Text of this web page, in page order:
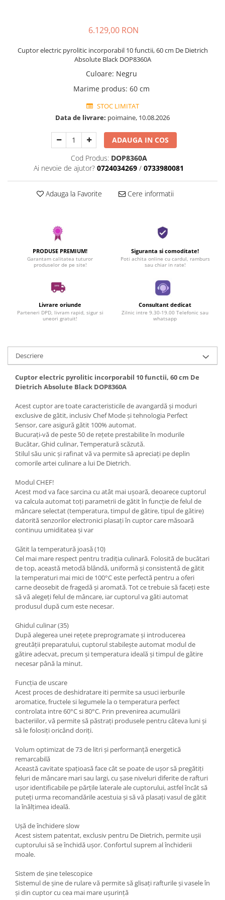
6.129,00 RON
Cuptor electric pyrolitic incorporabil 10 functii, 60 cm De Dietrich
Absolute Black DOP8360A
Culoare: Negru
Marime produs: 60 cm
STOC LIMITAT
Data de livrare: poimaine, 10.08.2026
ADAUGA IN COS
Cod Produs: DOP8360A
Ai nevoie de ajutor? 0724034269 / 0733980081
Adauga la Favorite Cere informatii
PRODUSE PREMIUM!
Garantam calitatea tuturor
produselor de pe site!
Siguranta si comoditate!
Poti achita online cu cardul, ramburs
sau chiar in rate!
Livrare oriunde
Parteneri DPD, livram rapid, sigur si
uneori gratuit!
Consultant dedicat
Zilnic intre 9.30-19.00 Telefonic sau
whatsapp
Descriere
Cuptor electric pyrolitic incorporabil 10 functii, 60 cm De
Dietrich Absolute Black DOP8360A
Acest cuptor are toate caracteristicile de avangardă și moduri
exclusive de gătit, inclusiv Chef Mode și tehnologia Perfect
Sensor, care asigură gătit 100% automat.
Bucurați-vă de peste 50 de rețete prestabilite în modurile
Bucătar, Ghid culinar, Temperatură scăzută.
Stilul său unic și rafinat vă va permite să apreciați pe deplin
comorile artei culinare a lui De Dietrich.
Modul CHEF!
Acest mod va face sarcina cu atât mai ușoară, deoarece cuptorul
va calcula automat toți parametrii de gătit în funcție de felul de
mâncare selectat (temperatura, timpul de gătire, tipul de gătire)
datorită senzorilor electronici plasați în cuptor care măsoară
continuu umiditatea și var
Gătit la temperatură joasă (10)
Cel mai mare respect pentru tradiția culinară. Folosită de bucătari
de top, această metodă blândă, uniformă și consistentă de gătit
la temperaturi mai mici de 100°C este perfectă pentru a oferi
carne deosebit de fragedă și aromată. Tot ce trebuie să faceți este
să vă alegeți felul de mâncare, iar cuptorul va găti automat
produsul după cum este necesar.
Ghidul culinar (35)
După alegerea unei rețete preprogramate și introducerea
greutății preparatului, cuptorul stabilește automat modul de
gătire adecvat, precum și temperatura ideală și timpul de gătire
necesar până la minut.
Funcția de uscare
Acest proces de deshidratare iti permite sa usuci ierburile
aromatice, fructele si legumele la o temperatura perfect
controlata intre 60°C si 80°C. Prin prevenirea acumulării
bacteriilor, vă permite să păstrați produsele pentru câteva luni și
să le folosiți oricând doriți.
Volum optimizat de 73 de litri și performanță energetică
remarcabilă
Această cavitate spațioasă face cât se poate de ușor să pregătiți
feluri de mâncare mari sau largi, cu șase niveluri diferite de rafturi
ușor identificabile pe părțile laterale ale cuptorului, astfel încât să
puteți urma recomandările acestuia și să vă plasați vasul de gătit
la înălțimea ideală.
Ușă de închidere slow
Acest sistem patentat, exclusiv pentru De Dietrich, permite ușii
cuptorului să se închidă ușor. Confortul suprem al închiderii
moale.
Sistem de șine telescopice
Sistemul de șine de rulare vă permite să glisați rafturile și vasele în
și din cuptor cu cea mai mare ușurință